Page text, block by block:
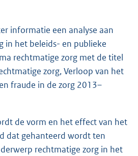
informatie een analyse aan
in het beleids- en publieke
rechtmatige zorg met de titel
zorg, Verloop van het
fraude in de zorg 2013–
de vorm en het effect van het
dat gehanteerd wordt ten
rechtmatige zorg in het